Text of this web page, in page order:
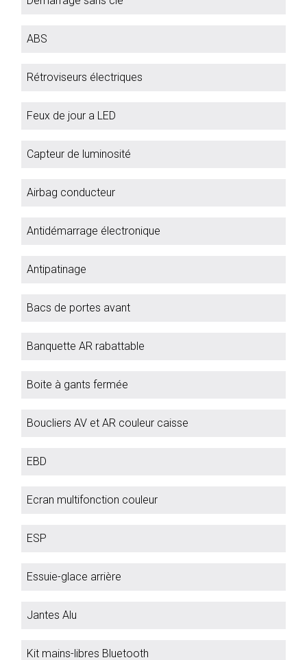
ABS
Rétroviseurs électriques
Feux de jour a LED
Capteur de luminosité
Airbag conducteur
Antidémarrage électronique
Antipatinage
Bacs de portes avant
Banquette AR rabattable
Boite à gants fermée
Boucliers AV et AR couleur caisse
EBD
Ecran multifonction couleur
ESP
Essuie-glace arrière
Jantes Alu
Kit mains-libres Bluetooth